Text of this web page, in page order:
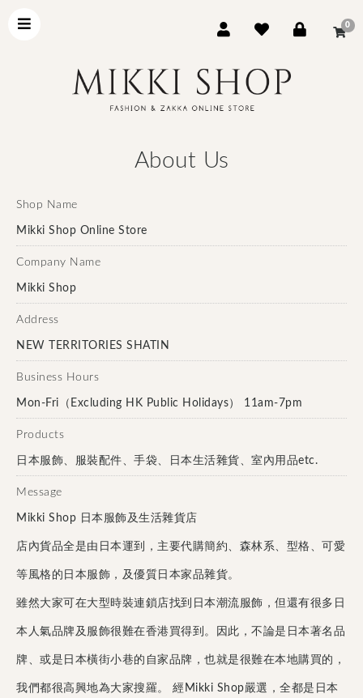
0
About Us
Shop Name
Mikki Shop Online Store
Company Name
Mikki Shop
Address
NEW TERRITORIES SHATIN
Business Hours
Mon-Fri（Excluding HK Public Holidays） 11am-7pm
Products
日本服飾、服裝配件、手袋、日本生活雜貨、室內用品etc.
Message
Mikki Shop 日本服飾及生活雜貨店
店內貨品全是由日本運到，主要代購簡約、森林系、型格、可愛
等風格的日本服飾，及優質日本家品雜貨。
雖然大家可在大型時裝連鎖店找到日本潮流服飾，但還有很多日
本人氣品牌及服飾很難在香港買得到。因此，不論是日本著名品
牌、或是日本橫街小巷的自家品牌，也就是很難在本地購買的，
我們都很高興地為大家搜羅。 經Mikki Shop嚴選，全都是日本